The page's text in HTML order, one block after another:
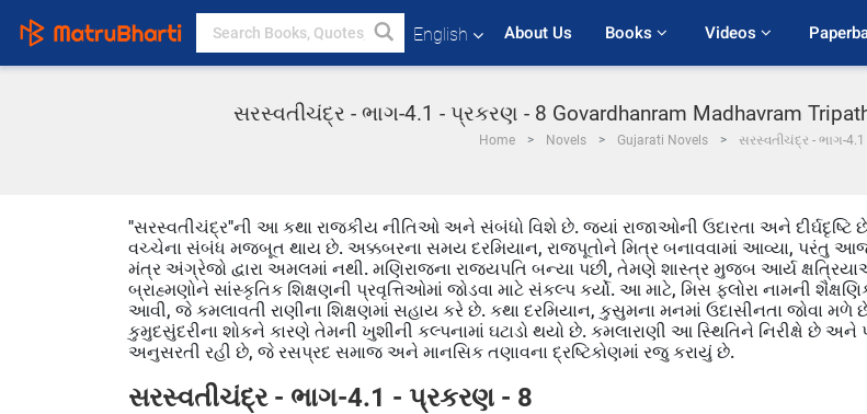
English About Us Books Videos
સરસ્વતીચંદ્ર - ભાગ-4.1 - પ્રકરણ - 8 Govardhanram Madhavram
Home Novels Gujarati Novels સરસ્વતીચંદ્ર - ભાગ-
"સરસ્વતીચંદ્ર"ની આ કથા રાજકીય નીતિઓ અને સંબંધો વિશે છે. જ્યાં રાજાઓની ઉદારતા અને દીર્ઘદૃષ્ટિ
વચ્ચેના સંબંધ મજબૂત થાય છે. અક્કબરના સમય દરમિયાન, રાજપૂતોને મિત્ર બનાવવામાં આવ્યા, પરંતુ
મંત્ર અંગ્રેજો દ્વારા અમલમાં નથી. મણિરાજના રાજ્યપતિ બન્યા પછી, તેમણે શાસ્ત્ર મુજબ આર્ય
બ્રાહ્મણોને સાંસ્કૃતિક શિક્ષણની પ્રવૃત્તિઓમાં જોડવા માટે સંકલ્પ કર્યો. આ માટે, મિસ ફલોરા નામની
આવી, જે કમલાવતી રાણીના શિક્ષણમાં સહાય કરે છે. કથા દરમિયાન, કુસુમના મનમાં ઉદાસીનતા જોવા મળે
કુમુદસુંદરીના શોકને કારણે તેમની ખુશીની કલ્પનામાં ઘટાડો થયો છે. કમલારાણી આ સ્થિતિને નિરીક્ષે છે
અનુસરતી રહી છે, જે રસપ્રદ સમાજ અને માનસિક તણાવના દ્રષ્ટિકોણમાં રજુ કરાયું છે.
સરસ્વતીચંદ્ર - ભાગ-4.1 - પ્રકરણ - 8